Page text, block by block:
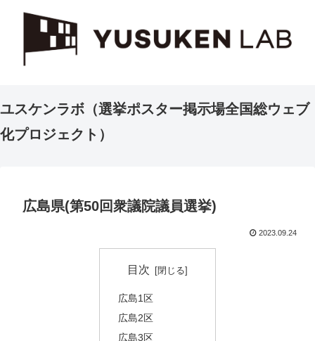
ユスケンラボ（選挙ポスター掲示場全国総ウェブ
化プロジェクト）
広島県(第50回衆議院議員選挙)
2023.09.24
目次
広島1区
広島2区
広島3区